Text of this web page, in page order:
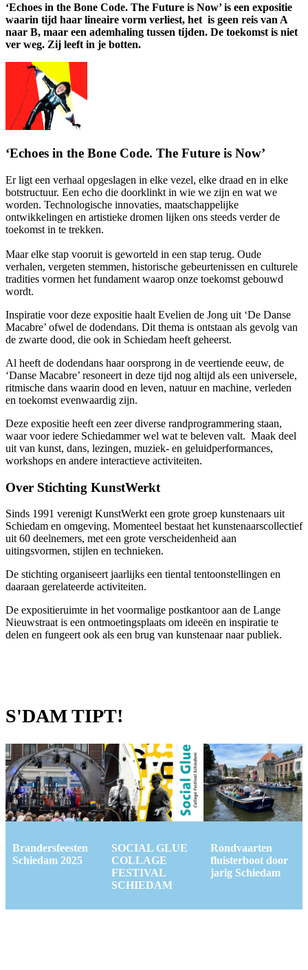
‘Echoes in the Bone Code. The Future is Now’ is een expositie
waarin tijd haar lineaire vorm verliest, het is geen reis van A
naar B, maar een ademhaling tussen tijden. De toekomst is niet
ver weg. Zij leeft in je botten.
‘Echoes in the Bone Code. The Future is Now’
Er ligt een verhaal opgeslagen in elke vezel, elke draad en in elke
botstructuur. Een echo die doorklinkt in wie we zijn en wat we
worden. Technologische innovaties, maatschappelijke
ontwikkelingen en artistieke dromen lijken ons steeds verder de
toekomst in te trekken.
Maar elke stap vooruit is geworteld in een stap terug. Oude
verhalen, vergeten stemmen, historische gebeurtenissen en culturele
tradities vormen het fundament waarop onze toekomst gebouwd
wordt.
Inspiratie voor deze expositie haalt Evelien de Jong uit ‘De Danse
Macabre’ ofwel de dodendans. Dit thema is ontstaan als gevolg van
de zwarte dood, die ook in Schiedam heeft geheerst.
Al heeft de dodendans haar oorsprong in de veertiende eeuw, de
‘Danse Macabre’ resoneert in deze tijd nog altijd als een universele,
ritmische dans waarin dood en leven, natuur en machine, verleden
en toekomst evenwaardig zijn.
Deze expositie heeft een zeer diverse randprogrammering staan,
waar voor iedere Schiedammer wel wat te beleven valt. Maak deel
uit van kunst, dans, lezingen, muziek- en geluidperformances,
workshops en andere interactieve activiteiten.
Over Stichting KunstWerkt
Sinds 1991 verenigt KunstWerkt een grote groep kunstenaars uit
Schiedam en omgeving. Momenteel bestaat het kunstenaarscollectief
uit 60 deelnemers, met een grote verscheidenheid aan
uitingsvormen, stijlen en technieken.
De stichting organiseert jaarlijks een tiental tentoonstellingen en
daaraan gerelateerde activiteiten.
De expositieruimte in het voormalige postkantoor aan de Lange
Nieuwstraat is een ontmoetingsplaats om ideeën en inspiratie te
delen en fungeert ook als een brug van kunstenaar naar publiek.
S'DAM TIPT!
Brandersfeesten
Schiedam 2025
SOCIAL GLUE
COLLAGE
FESTIVAL
SCHIEDAM
Rondvaarten
fluisterboot door
jarig Schiedam